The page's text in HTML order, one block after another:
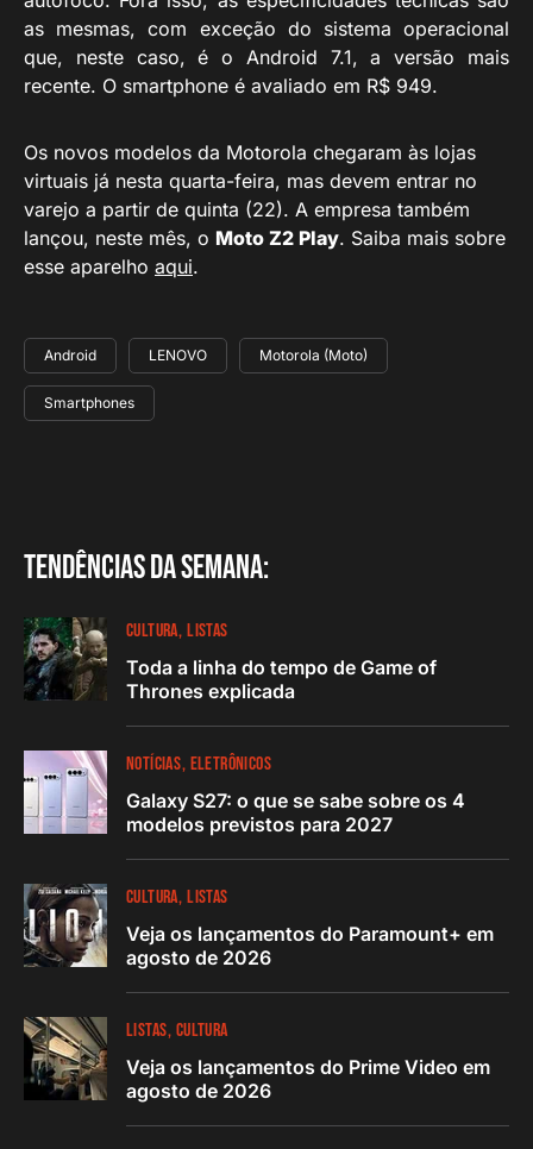
as mesmas, com exceção do sistema operacional
que, neste caso, é o Android 7.1, a versão mais
recente. O smartphone é avaliado em R$ 949.
Os novos modelos da Motorola chegaram às lojas
virtuais já nesta quarta-feira, mas devem entrar no
varejo a partir de quinta (22). A empresa também
lançou, neste mês, o Moto Z2 Play. Saiba mais sobre
esse aparelho aqui.
Android LENOVO Motorola (Moto)
Smartphones
Tendências da semana:
CULTURA LISTAS
Toda a linha do tempo de Game of
Thrones explicada
NOTÍCIAS ELETRÔNICOS
Galaxy S27: o que se sabe sobre os 4
modelos previstos para 2027
CULTURA LISTAS
Veja os lançamentos do Paramount+ em
agosto de 2026
LISTAS CULTURA
Veja os lançamentos do Prime Video em
agosto de 2026